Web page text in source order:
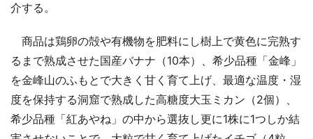
介する。
商品は鶏卵の殻や有機物を肥料にし樹上で黄色に完熟す
るまで熟成させた国産バナナ（10本）、希少品種「金峰」
を金峰山のふもとで大きく甘く育て上げ、最適な温度・湿
度を保持する洞窟で熟成した高糖度大玉ミカン（2個）、
希少品種「紅あやね」の中から選抜し更に1株に1つしか結